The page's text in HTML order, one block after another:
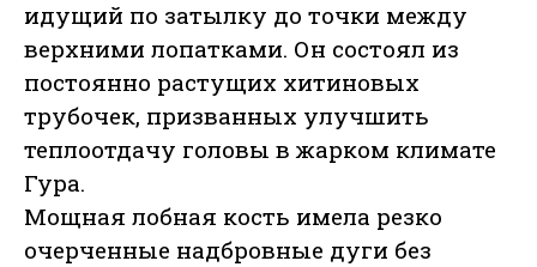
идущий по затылку до точки между
верхними лопатками. Он состоял из
постоянно растущих хитиновых
трубочек, призванных улучшить
теплоотдачу головы в жарком климате
Гура.
Мощная лобная кость имела резко
очерченные надбровные дуги без